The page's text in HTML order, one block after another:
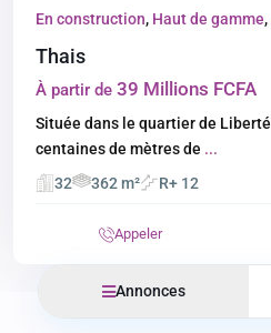
En construction, Haut de gamme,
Thais
À partir de 39 Millions FCFA
Située dans le quartier de
centaines de mètres de ...
32
362 m² R+ 12
Appeler
Annonces